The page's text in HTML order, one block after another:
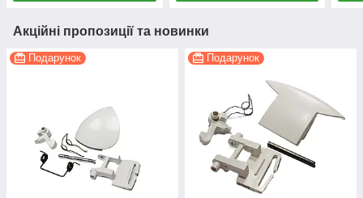
Акційні пропозиції та новинки
Подарунок Подарунок